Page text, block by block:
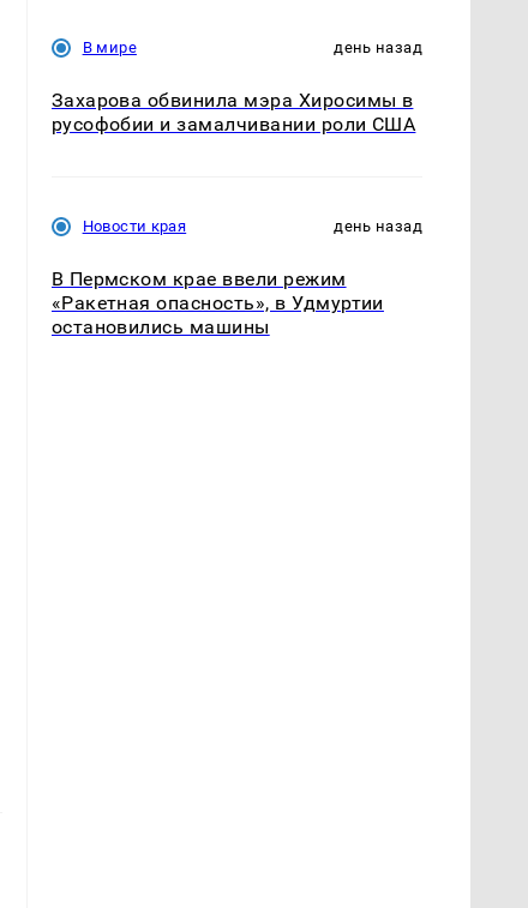
В мире день назад
Захарова обвинила мэра Хиросимы в
русофобии и замалчивании роли США
Новости края день назад
В Пермском крае ввели режим
«Ракетная опасность», в Удмуртии
остановились машины